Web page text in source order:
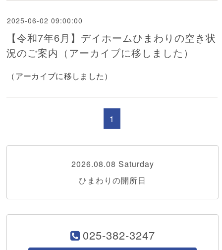
2025-06-02 09:00:00
【令和7年6月】デイホームひまわりの空き状
況のご案内（アーカイブに移しました）
（アーカイブに移しました）
1
2026.08.08 Saturday
ひまわりの開所日
025-382-3247